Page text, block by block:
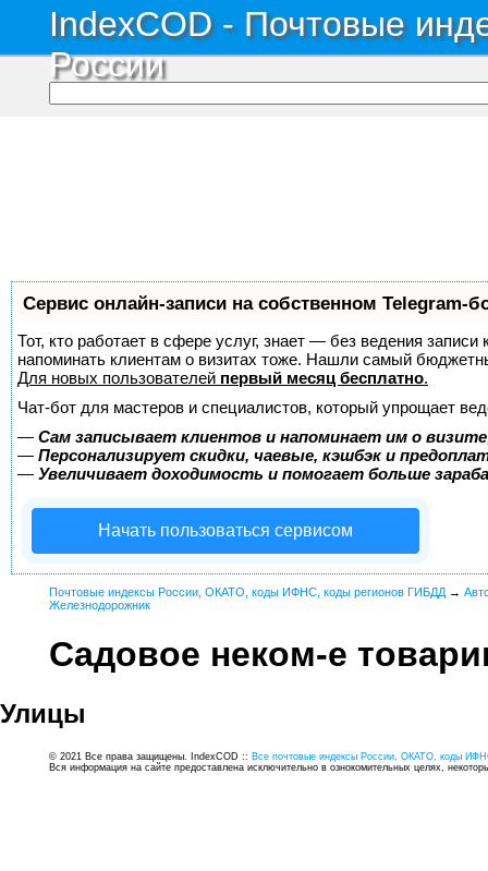
IndexCOD - Почтовые
России
Сервис онлайн-записи на собственном Telegram-
Тот, кто работает в сфере услуг, знает — без ведения
напоминать клиентам о визитах тоже. Нашли самый
Для новых пользователей первый месяц бесплатно.
Чат-бот для мастеров и специалистов, который упрощает
— Сам записывает клиентов и напоминает им о
— Персонализирует скидки, чаевые, кэшбэк и
— Увеличивает доходимость и помогает больше
Начать пользоваться сервисом
Почтовые индексы России, ОКАТО, коды ИФНС, коды регионов ГИБДД →
Железнодорожник
Садовое неком-е
Улицы
© 2021 Все права защищены. IndexCOD :: Все почтовые индексы России, ОКАТО, коды
Вся информация на сайте предоставлена исключительно в ознокомительных целях,